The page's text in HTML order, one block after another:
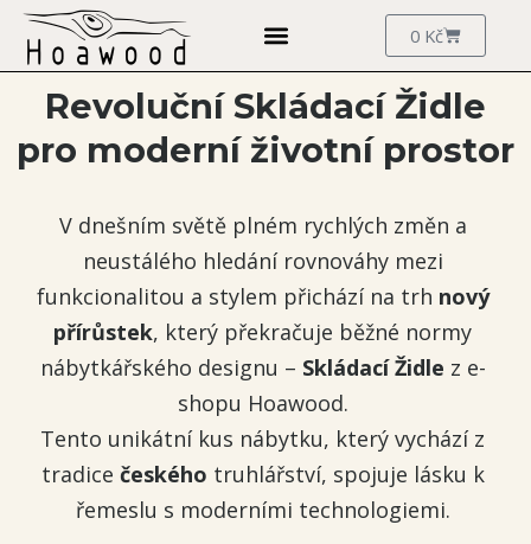
Přeskočit
obsah
0 KčCart
Revoluční Skládací Židle
pro moderní životní prostor
V dnešním světě plném rychlých změn a
neustálého hledání rovnováhy mezi
funkcionalitou a stylem přichází na trh nový
přírůstek, který překračuje běžné normy
nábytkářského designu – Skládací Židle z e-
shopu Hoawood.
Tento unikátní kus nábytku, který vychází z
tradice českého truhlářství, spojuje lásku k
řemeslu s moderními technologiemi.